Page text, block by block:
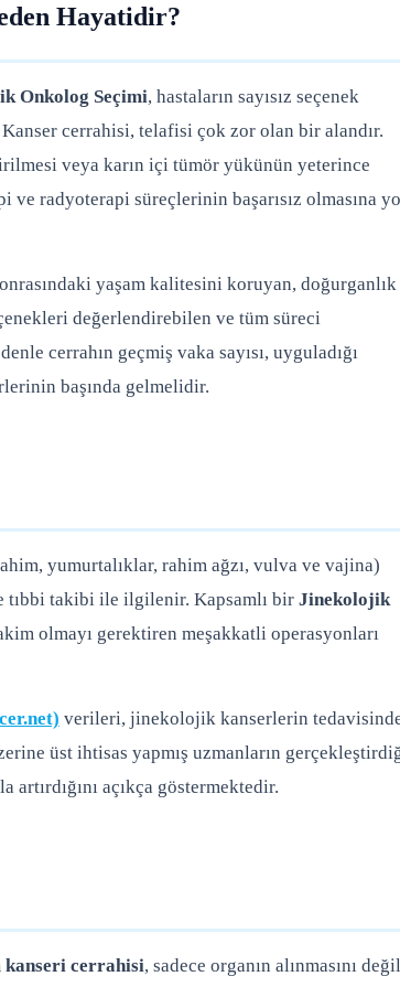
Hayatidir?
Onkolog Seçimi, hastaların sayısız seçenek
cerrahisi, telafisi çok zor olan bir alandır.
veya karın içi tümör yükünün yeterince
ve radyoterapi süreçlerinin başarısız olmasına
yaşam kalitesini koruyan, doğurganlık
değerlendirebilen ve tüm süreci
cerrahın geçmiş vaka sayısı, uyguladığı
başında gelmelidir.
yumurtalıklar, rahim ağzı, vulva ve vajina)
tıbbi takibi ile ilgilenir. Kapsamlı bir Jinekolojik
olmayı gerektiren meşakkatli operasyonları
verileri, jinekolojik kanserlerin
üst ihtisas yapmış uzmanların
artırdığını açıkça göstermektedir.
kanseri cerrahisi, sadece organın alınmasını